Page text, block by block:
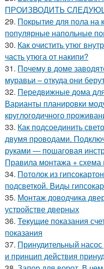
ПРОИЗВОДИТЬ
29. Покрытие для пола на
популярные напольные
30. Как очистить утюг
часть утюга от накипи?
31. Почему в доме
муравьи – откуда они
32. Передвижные дома
Варианты планировки
круглогодичного
33. Как подсоединить
двумя проводами.
руками — пошаговая
Правила монтажа + схема
34. Потолок из
подсветкой. Виды
35. Монтаж доводчика
устройстве дверных
36. Текущие показания
показания
37. Принудительный
и принцип действия